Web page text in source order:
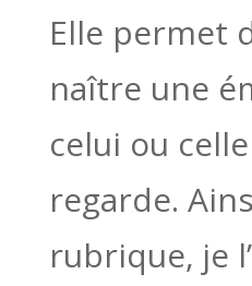
Elle permet
naître une
celui ou
regarde.
rubrique, je